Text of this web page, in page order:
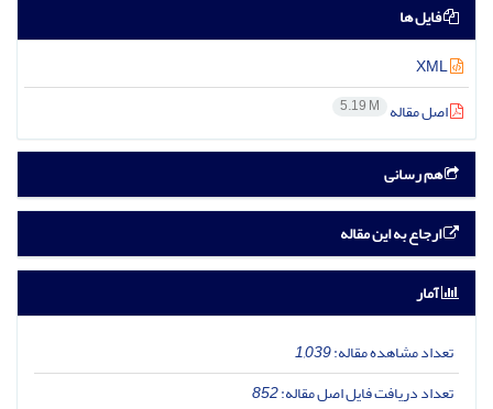
فایل ها
اصل مقاله 5.19 M
هم رسانی
ارجاع به این مقاله
آمار
تعداد مشاهده مقاله:1,039
تعداد دریافت فایل اصل مقاله:852